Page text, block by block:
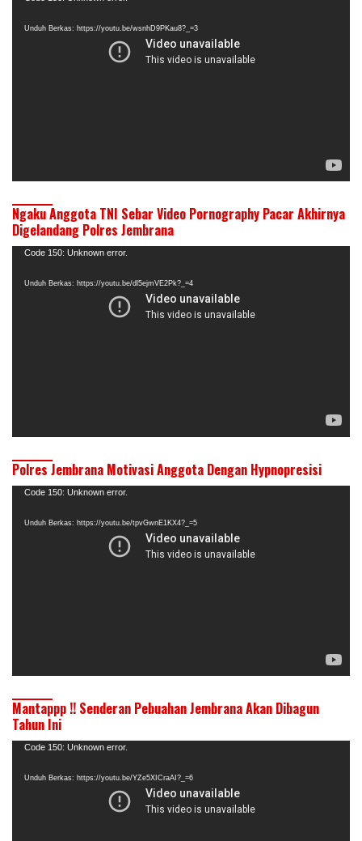
Unduh Berkas: https://youtu.be/wsnhD9PKau8?_=3
Ngaku Anggota TNI Sebar Video Pornography Pacar Akhirnya
Digelandang Polres Jembrana
Pemutar
Code 150: Unknown error.
Unduh Berkas: https://youtu.be/dl5ejmVE2Pk?_=4
Polres Jembrana Motivasi Anggota Dengan Hypnopresisi
Pemutar
Code 150: Unknown error.
Unduh Berkas: https://youtu.be/tpvGwnE1KX4?_=5
Mantappp !! Senderan Pebuahan Jembrana Akan Dibagun
Tahun Ini
Pemutar
Code 150: Unknown error.
Unduh Berkas: https://youtu.be/YZe5XICraAI?_=6